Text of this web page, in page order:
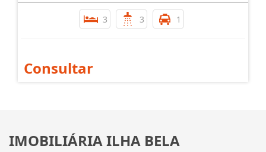
3 3 1
Consultar
IMOBILIÁRIA ILHA BELA